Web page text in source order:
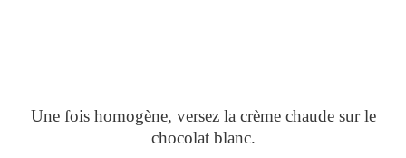
Une fois homogène, versez la crème chaude sur le
chocolat blanc.